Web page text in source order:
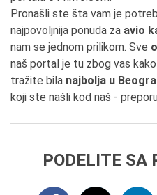
Pronašli ste šta vam je
najpovoljnija ponuda za avio
nam se jednom prilikom. Sve
naš portal je tu zbog vas
tražite bila najbolja u
koji ste našli kod naš -
PODELITE